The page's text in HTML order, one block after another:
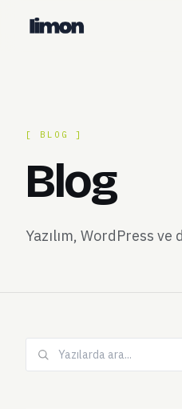
[ BLOG ]
Blog
Yazılım, WordPress